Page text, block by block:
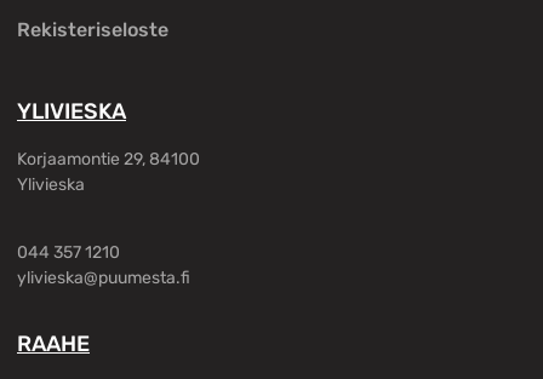
Rekisteriseloste
YLIVIESKA
Korjaamontie 29, 84100
Ylivieska
044 357 1210
ylivieska@puumesta.fi
RAAHE